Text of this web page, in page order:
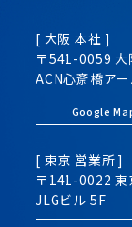
[ 大阪 本社 ]
〒541-0059 大
ACN心斎橋ア
Google
[ 東京 営業所 ]
〒141-0022 東
JLGビル 5F